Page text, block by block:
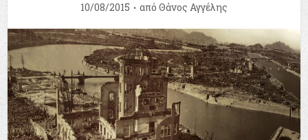
10/08/2015 από Θάνος Αγγέλης